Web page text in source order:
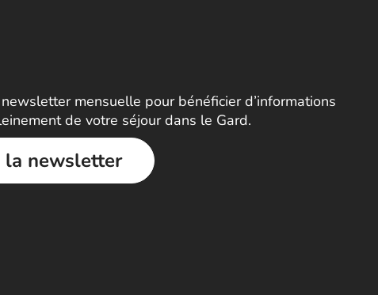
mensuelle pour bénéficier d’informations
de votre séjour dans le Gard.
la newsletter